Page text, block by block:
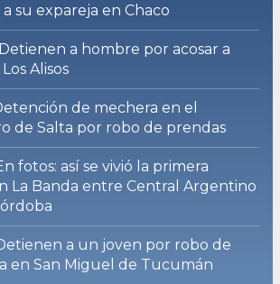
su expareja en Chaco
Detienen a hombre por acosar a
Alisos
de mechera en el
de Salta por robo de prendas
fotos: así se vivió la primera
La Banda entre Central Argentino
a un joven por robo de
en San Miguel de Tucumán